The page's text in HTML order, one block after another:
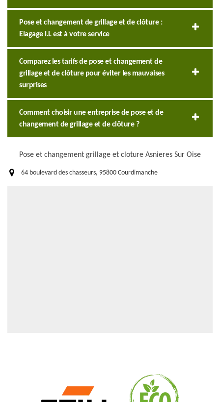
Pose et changement de grillage et de clôture :
Elagage I.L est à votre service
Comparez les tarifs de pose et changement de
grillage et de clôture pour éviter les mauvaises
surprises
Comment choisir une entreprise de pose et de
changement de grillage et de clôture ?
Pose et changement grillage et cloture Asnieres Sur Oise
64 boulevard des chasseurs, 95800 Courdimanche